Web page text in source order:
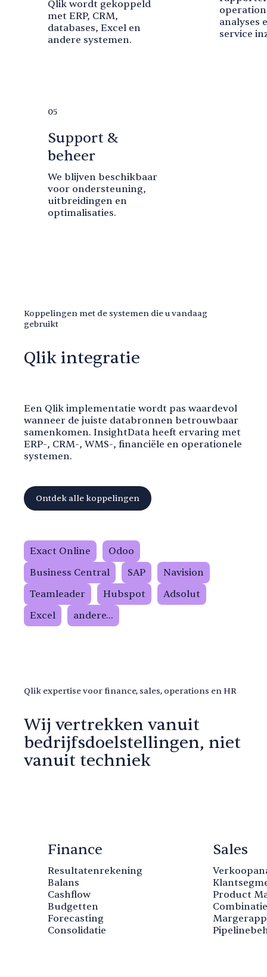
Qlik wordt gekoppeld
met ERP, CRM,
databases, Excel en
andere systemen.
analyses
service
05
Support &
beheer
We blijven beschikbaar
voor ondersteuning,
uitbreidingen en
optimalisaties.
Koppelingen met de systemen die u vandaag
gebruikt
Qlik integratie
Een Qlik implementatie wordt pas waardevol
wanneer de juiste databronnen betrouwbaar
samenkomen. InsightData heeft ervaring met
ERP-, CRM-, WMS-, financiële en operationele
systemen.
‍Ontdek alle koppelingen
Exact Online
Odoo
Business Central
SAP
Navision
Teamleader
Hubspot
Adsolut
Excel
andere...
Qlik expertise voor finance, sales, operations en HR
Wij vertrekken vanuit
bedrijfsdoelstellingen, niet
vanuit techniek
Finance
Resultatenrekening
Balans
Cashflow
Budgetten
Forecasting
Consolidatie
Sales
Product